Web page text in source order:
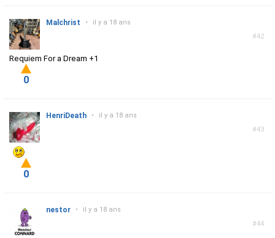
#42
Malchrist • il y a 18 ans
Requiem For a Dream +1
0
#43
HenriDeath • il y a 18 ans
0
#44
nestor • il y a 18 ans